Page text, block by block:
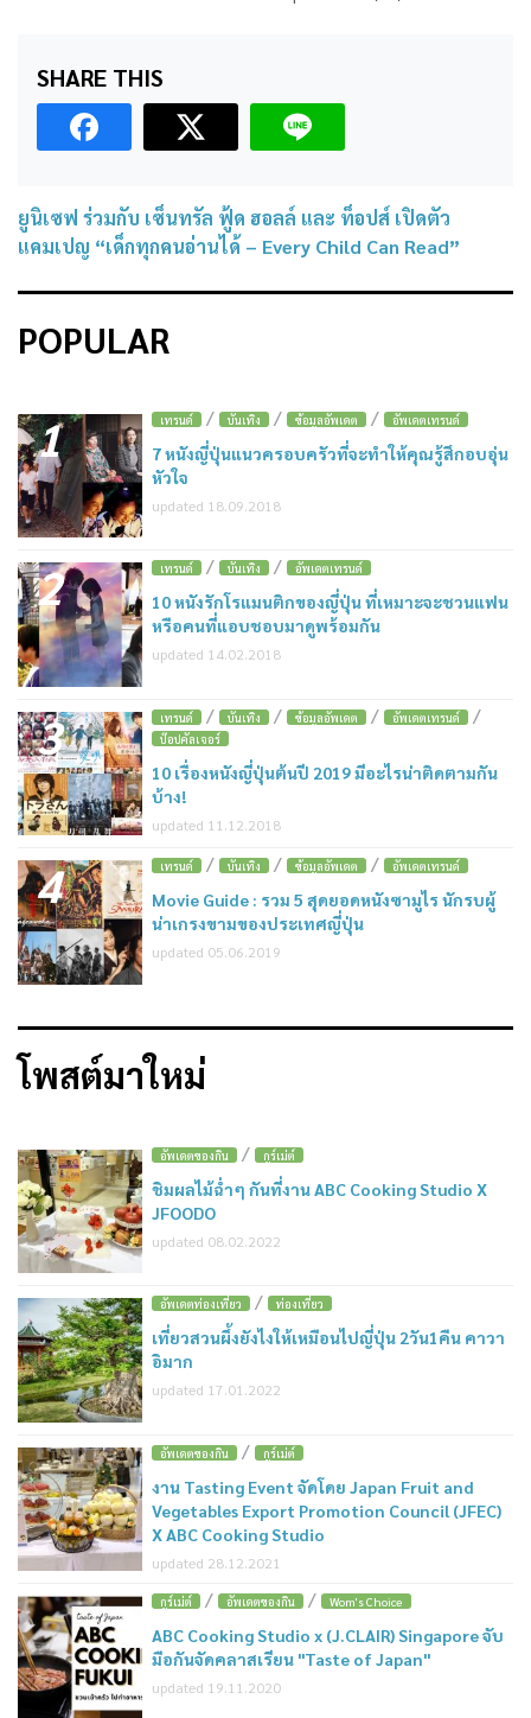
SHARE THIS
ยูนิเซฟ ร่วมกับ เซ็นทรัล ฟู้ด ฮอลล์ และ ท็อปส์ เปิดตัว
แคมเปญ “เด็กทุกคนอ่านได้ – Every Child Can Read”
POPULAR
1 เทรนด์ / บันเทิง / ข้อมูลอัพเดต / อัพเดตเทรนด์
7 หนังญี่ปุ่นแนวครอบครัวที่จะทำให้คุณรู้สึกอบอุ่น
หัวใจ
updated 18.09.2018
2 เทรนด์ / บันเทิง / อัพเดตเทรนด์
10 หนังรักโรแมนติกของญี่ปุ่น ที่เหมาะจะชวนแฟน
หรือคนที่แอบชอบมาดูพร้อมกัน
updated 14.02.2018
3 เทรนด์ / บันเทิง / ข้อมูลอัพเดต / อัพเดตเทรนด์ /
ป๊อปคัลเจอร์
10 เรื่องหนังญี่ปุ่นต้นปี 2019 มีอะไรน่าติดตามกัน
บ้าง!
updated 11.12.2018
4 เทรนด์ / บันเทิง / ข้อมูลอัพเดต / อัพเดตเทรนด์
Movie Guide : รวม 5 สุดยอดหนังซามูไร นักรบผู้
น่าเกรงขามของประเทศญี่ปุ่น
updated 05.06.2019
โพสต์มาใหม่
อัพเดตของกิน / กูร์เม่ต์
ชิมผลไม้ฉ่ำๆ กันที่งาน ABC Cooking Studio X
JFOODO
updated 08.02.2022
อัพเดตท่องเที่ยว / ท่องเที่ยว
เที่ยวสวนผึ้งยังไงให้เหมือนไปญี่ปุ่น 2วัน1คืน คาวา
อิมาก
updated 17.01.2022
อัพเดตของกิน / กูร์เม่ต์
งาน Tasting Event จัดโดย Japan Fruit and
Vegetables Export Promotion Council (JFEC)
X ABC Cooking Studio
updated 28.12.2021
กูร์เม่ต์ / อัพเดตของกิน / Wom's Choice
ABC Cooking Studio x (J.CLAIR) Singapore จับ
มือกันจัดคลาสเรียน "Taste of Japan"
updated 19.11.2020